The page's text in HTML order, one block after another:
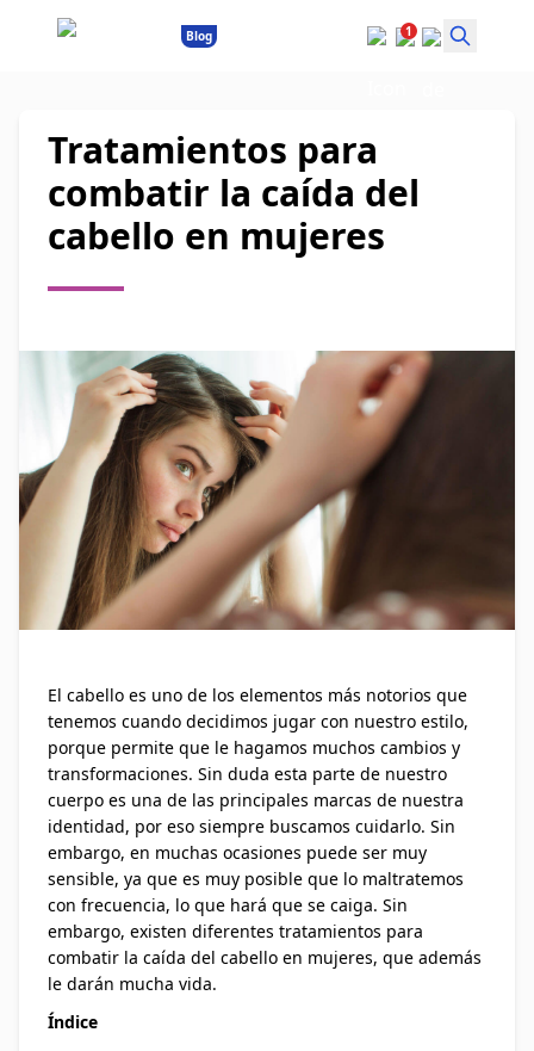
Blog 1
Tratamientos para
combatir la caída del
cabello en mujeres
El cabello es uno de los elementos más notorios que
tenemos cuando decidimos jugar con nuestro estilo,
porque permite que le hagamos muchos cambios y
transformaciones. Sin duda esta parte de nuestro
cuerpo es una de las principales marcas de nuestra
identidad, por eso siempre buscamos cuidarlo. Sin
embargo, en muchas ocasiones puede ser muy
sensible, ya que es muy posible que lo maltratemos
con frecuencia, lo que hará que se caiga. Sin
embargo, existen diferentes tratamientos para
combatir la caída del cabello en mujeres, que además
le darán mucha vida.
Índice